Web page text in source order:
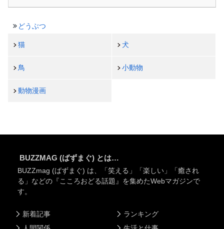
どうぶつ
猫 犬
鳥 小動物
動物漫画
BUZZMAG (ばずまぐ) とは…
BUZZmag (ばずまぐ) は、「笑える」「楽しい」「癒され
る」などの『こころおどる話題』を集めたWebマガジンで
す。
新着記事
ランキング